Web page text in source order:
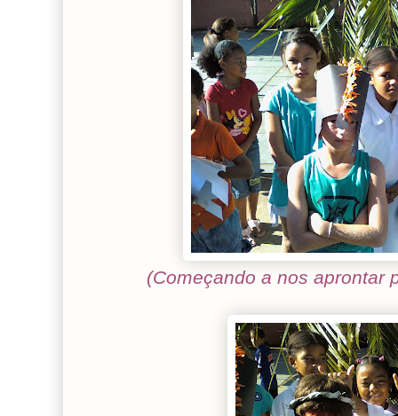
(Começando a nos aprontar